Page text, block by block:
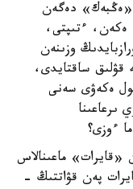
«ەڭبەك» دەگەن
ەكەن، ءتىپتى،
وزىنەن
قۋلىق ساقتايدى،
ەكەۋى سەنى
ءوزى؟
ماعىنالاس
پەن قۋاتتىڭ -